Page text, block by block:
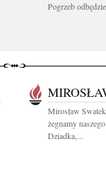
Pogrzeb
Mirosław
żegnamy
Dziadka,...